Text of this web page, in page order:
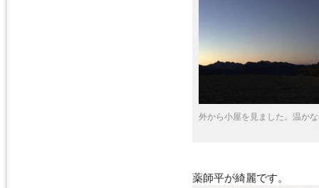
外から小屋を見ました。温か
薬師平が綺麗です。